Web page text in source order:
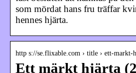
som mördat hans fru träffar
hennes hjärta.
http s://se.flixable.com › title › ett-markt-
Ett märkt hjärta